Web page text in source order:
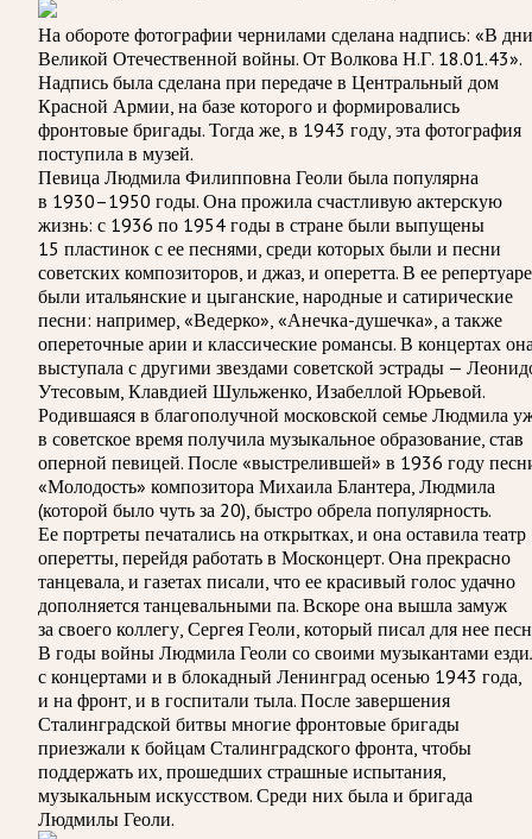
На обороте фотографии чернилами сделана надпись: «В дни
Великой Отечественной войны. От Волкова Н.Г. 18.01.43».
Надпись была сделана при передаче в Центральный дом
Красной Армии, на базе которого и формировались
фронтовые бригады. Тогда же, в 1943 году, эта фотография
поступила в музей.
Певица Людмила Филипповна Геоли была популярна
в 1930–1950 годы. Она прожила счастливую актерскую
жизнь: с 1936 по 1954 годы в стране были выпущены
15 пластинок с ее песнями, среди которых были и песни
советских композиторов, и джаз, и оперетта. В ее репертуаре
были итальянские и цыганские, народные и сатирические
песни: например, «Ведерко», «Анечка-душечка», а также
опереточные арии и классические романсы. В концертах
выступала с другими звездами советской эстрады —
Утесовым, Клавдией Шульженко, Изабеллой Юрьевой.
Родившаяся в благополучной московской семье Людмила
в советское время получила музыкальное образование, став
оперной певицей. После «выстрелившей» в 1936 году
«Молодость» композитора Михаила Блантера, Людмила
(которой было чуть за 20), быстро обрела популярность.
Ее портреты печатались на открытках, и она оставила театр
оперетты, перейдя работать в Москонцерт. Она прекрасно
танцевала, и газетах писали, что ее красивый голос удачно
дополняется танцевальными па. Вскоре она вышла замуж
за своего коллегу, Сергея Геоли, который писал для нее
В годы войны Людмила Геоли со своими музыкантами
с концертами и в блокадный Ленинград осенью 1943 года,
и на фронт, и в госпитали тыла. После завершения
Сталинградской битвы многие фронтовые бригады
приезжали к бойцам Сталинградского фронта, чтобы
поддержать их, прошедших страшные испытания,
музыкальным искусством. Среди них была и бригада
Людмилы Геоли.